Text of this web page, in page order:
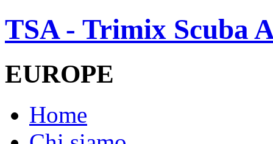
TSA - Trimix Scuba
EUROPE
Home